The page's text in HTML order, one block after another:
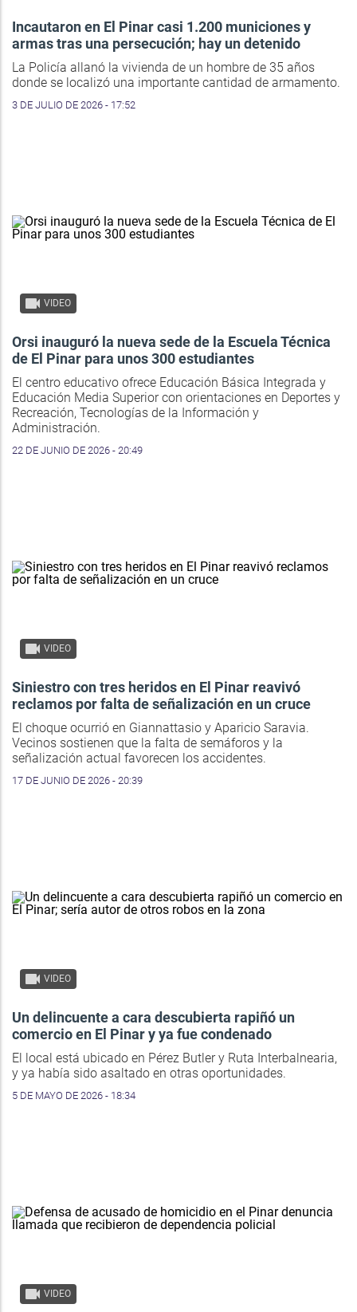
Incautaron en El Pinar casi 1.200 municiones y
armas tras una persecución; hay un detenido
La Policía allanó la vivienda de un hombre de 35 años
donde se localizó una importante cantidad de armamento.
3 DE JULIO DE 2026 - 17:52
VIDEO
Orsi inauguró la nueva sede de la Escuela Técnica
de El Pinar para unos 300 estudiantes
El centro educativo ofrece Educación Básica Integrada y
Educación Media Superior con orientaciones en Deportes y
Recreación, Tecnologías de la Información y
Administración.
22 DE JUNIO DE 2026 - 20:49
VIDEO
Siniestro con tres heridos en El Pinar reavivó
reclamos por falta de señalización en un cruce
El choque ocurrió en Giannattasio y Aparicio Saravia.
Vecinos sostienen que la falta de semáforos y la
señalización actual favorecen los accidentes.
17 DE JUNIO DE 2026 - 20:39
VIDEO
Un delincuente a cara descubierta rapiñó un
comercio en El Pinar y ya fue condenado
El local está ubicado en Pérez Butler y Ruta Interbalnearia,
y ya había sido asaltado en otras oportunidades.
5 DE MAYO DE 2026 - 18:34
VIDEO